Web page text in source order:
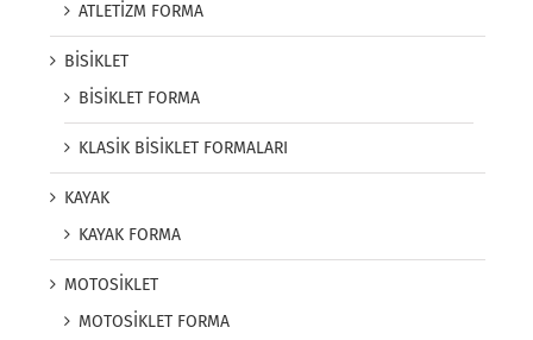
ATLETİZM FORMA
BİSİKLET
BİSİKLET FORMA
KLASİK BİSİKLET FORMALARI
KAYAK
KAYAK FORMA
MOTOSİKLET
MOTOSİKLET FORMA